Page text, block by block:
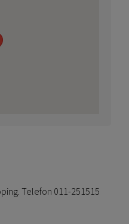
Telefon 011-251515